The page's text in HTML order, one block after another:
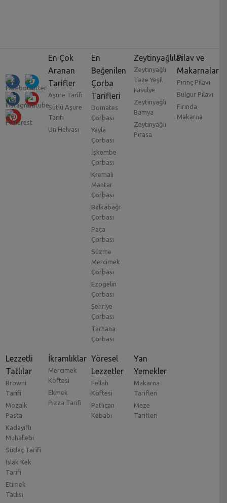
En Çok
Aranan
Tarifler
Aşure Tarifi
Sütlü Aşure
Tarifi
Un Helvası
En
Beğenilen
Çorba
Tarifleri
Domates
Çorbası
Yayla
Çorbası
İşkembe
Çorbası
Kremalı
Mantar
Çorbası
Balkabağı
Çorbası
Paça
Çorbası
Süzme
Mercimek
Çorbası
Ezogelin
Çorbası
Şehriye
Çorbası
Tarhana
Çorbası
Zeytinyağlılar
Zeytinyağlı
Taze Yeşil
Fasulye
Zeytinyağlı
Bamya
Zeytinyağlı
Pırasa
Pilav ve
Makarnalar
Pirinç Pilavı
Bulgur Pilavı
Fırında
Makarna
Lezzetli
Tatlılar
Browni
Tarifi
Mozaik
Pasta
Kadayıflı
Muhallebi
Sütlaç Tarifi
Islak Kek
Tarifi
Etimek
Tatlısı
İkramlıklar
Mercimek
Köftesi
Ekmek
Pizza Tarifi
Yöresel
Lezzetler
Fellah
Köftesi
Patlıcan
Kebabı
Yan
Yemekler
Makarna
Tarifleri
Meze
Tarifleri